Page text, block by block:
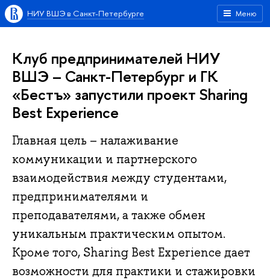
Меню
НИУ ВШЭ в Санкт-Петербурге
Клуб предпринимателей НИУ
ВШЭ – Санкт-Петербург и ГК
«Бестъ» запустили проект Sharing
Best Experience
Главная цель – налаживание
коммуникации и партнерского
взаимодействия между студентами,
предпринимателями и
преподавателями, а также обмен
уникальным практическим опытом.
Кроме того, Sharing Best Experience дает
возможности для практики и стажировки